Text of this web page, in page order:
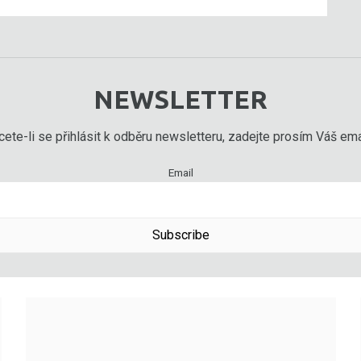
NEWSLETTER
li se přihlásit k odběru newsletteru, zadejte prosím Váš
Email
Subscribe